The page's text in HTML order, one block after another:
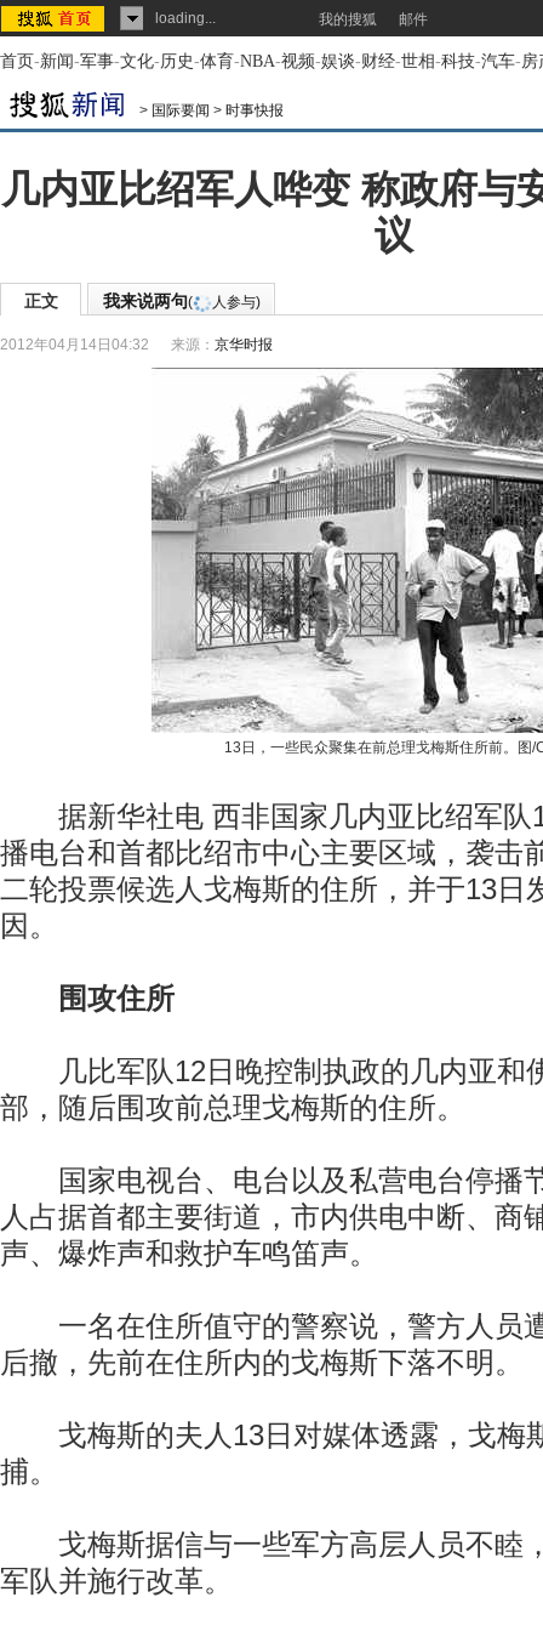
loading... 我的搜狐 邮件
首页-新闻-军事-文化-历史-体育-NBA-视频-娱谈-财经-世相-科技-汽车-房
> 国际要闻 > 时事快报
几内亚比绍军人哗变 称政府与
议
正文 我来说两句( 人参与)
2012年04月14日04:32 来源： 京华时报
13日，一些民众聚集在前总理戈梅斯住所前。图/
据新华社电 西非国家几内亚比绍军队
播电台和首都比绍市中心主要区域，袭击
二轮投票候选人戈梅斯的住所，并于13日
因。
围攻住所
几比军队12日晚控制执政的几内亚和
部，随后围攻前总理戈梅斯的住所。
国家电视台、电台以及私营电台停播
人占据首都主要街道，市内供电中断、商
声、爆炸声和救护车鸣笛声。
一名在住所值守的警察说，警方人员
后撤，先前在住所内的戈梅斯下落不明。
戈梅斯的夫人13日对媒体透露，戈梅
捕。
戈梅斯据信与一些军方高层人员不睦
军队并施行改革。